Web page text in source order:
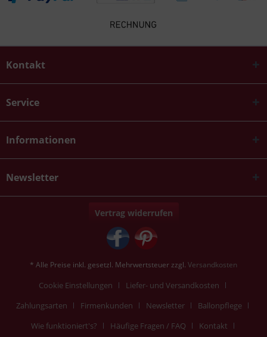
Kontakt
Service
Informationen
Newsletter
Vertrag widerrufen
* Alle Preise inkl. gesetzl. Mehrwertsteuer zzgl. Versandkosten
Cookie Einstellungen
Liefer- und Versandkosten
Zahlungsarten
Firmenkunden Newsletter
Ballonpflege
Wie funktioniert's?
Häufige Fragen / FAQ Kontakt